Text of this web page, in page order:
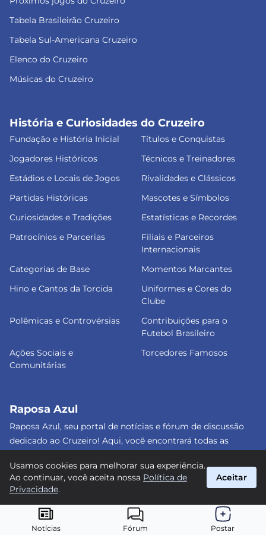
Notícias Fórum Postar
Tabela Brasileirão Cruzeiro
Tabela Sul-Americana Cruzeiro
Elenco do Cruzeiro
Músicas do Cruzeiro
História e Curiosidades do Cruzeiro
Fundação e História Inicial
Títulos e Conquistas
Jogadores Históricos
Técnicos e Treinadores
Estádios e Locais de Jogos
Rivalidades e Clássicos
Partidas Históricas
Mascotes e Símbolos
Curiosidades e Tradições
Estatísticas e Recordes
Patrocínios e Parcerias
Filiais e Parceiros
Internacionais
Categorias de Base
Momentos Marcantes
Hino e Cantos da Torcida
Uniformes e Cores do
Clube
Polêmicas e Controvérsias
Contribuições para o
Futebol Brasileiro
Ações Sociais e
Comunitárias
Torcedores Famosos
Raposa Azul
Raposa Azul, seu portal de notícias e fórum de discussão
dedicado ao Cruzeiro! Aqui, você encontrará todas as
sobre o nosso amado clube. Junte-se a nós e faça parte
dessa apaixonante jornada celeste! #Cruzeiro #RaposaAzul
© 2026 Raposa Azul. Todos os direitos reservados.
Usamos cookies para melhorar sua experiência.
Ao continuar, você aceita nossa Política de
Privacidade.
Aceitar